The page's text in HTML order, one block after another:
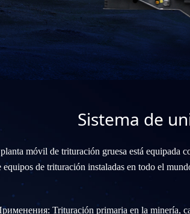
Sistema de
móvil de trituración gruesa está equipada
equipos de trituración instaladas en todo el
Trituración primaria en la minería,